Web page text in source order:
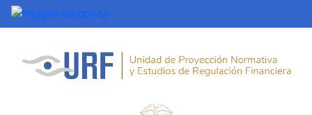
Saltar al contenido principal